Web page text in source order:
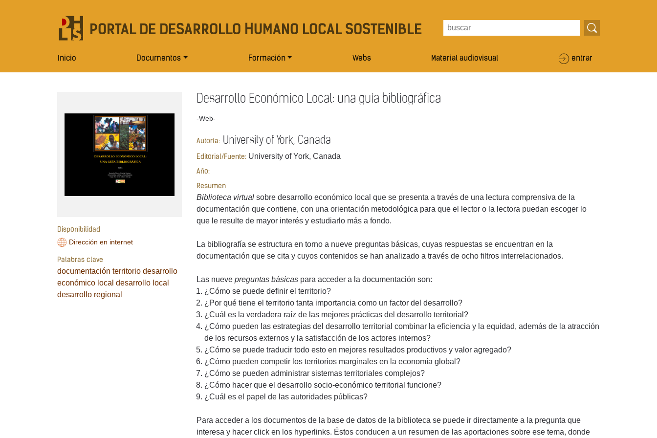
PORTAL DE DESARROLLO HUMANO LOCAL SOSTENIBLE
Inicio Documentos Formación Webs Material audiovisual entrar
Disponibilidad
Dirección en internet
Palabras clave
documentación territorio desarrollo
económico local desarrollo local
desarrollo regional
Desarrollo Económico Local: una guía bibliográfica
-Web-
Autoría: University of York, Canada
Editorial/Fuente: University of York, Canada
Año:
Resumen
Biblioteca virtual sobre desarrollo económico local que se presenta a través de una lectura comprensiva de la
documentación que contiene, con una orientación metodológica para que el lector o la lectora puedan escoger lo
que le resulte de mayor interés y estudiarlo más a fondo.
La bibliografía se estructura en torno a nueve preguntas básicas, cuyas respuestas se encuentran en la
documentación que se cita y cuyos contenidos se han analizado a través de ocho filtros interrelacionados.
Las nueve preguntas básicas para acceder a la documentación son:
¿Cómo se puede definir el territorio?
¿Por qué tiene el territorio tanta importancia como un factor del desarrollo?
¿Cuál es la verdadera raíz de las mejores prácticas del desarrollo territorial?
¿Cómo pueden las estrategias del desarrollo territorial combinar la eficiencia y la equidad, además de la atracción
de los recursos externos y la satisfacción de los actores internos?
¿Cómo se puede traducir todo esto en mejores resultados productivos y valor agregado?
¿Cómo pueden competir los territorios marginales en la economía global?
¿Cómo se pueden administrar sistemas territoriales complejos?
¿Cómo hacer que el desarrollo socio-económico territorial funcione?
¿Cuál es el papel de las autoridades públicas?
Para acceder a los documentos de la base de datos de la biblioteca se puede ir directamente a la pregunta que
interesa y hacer click en los hyperlinks. Éstos conducen a un resumen de las aportaciones sobre ese tema, donde